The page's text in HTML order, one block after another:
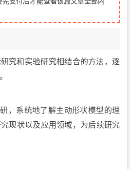
究和实验研究相结合的方法，逐
，系统地了解主动形状模型的理
现状以及应用领域，为后续研究